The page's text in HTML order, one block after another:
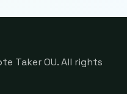
Taker OU. All rights